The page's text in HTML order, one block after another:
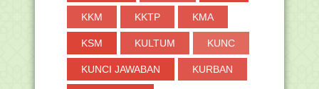
KKM KKTP KMA
KSM KULTUM KUNC
KUNCI JAWABAN KURBAN